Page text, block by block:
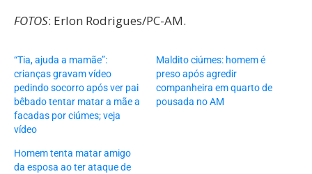
FOTOS: Erlon Rodrigues/PC-AM.
“Tia, ajuda a mamãe”:
crianças gravam vídeo
pedindo socorro após ver pai
bêbado tentar matar a mãe a
facadas por ciúmes; veja
vídeo
Maldito ciúmes: homem é
preso após agredir
companheira em quarto de
pousada no AM
Homem tenta matar amigo
da esposa ao ter ataque de